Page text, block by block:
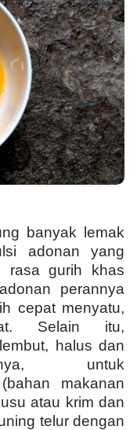
banyak lemak
adonan yang
rasa gurih khas
perannya
cepat menyatu,
Selain itu,
halus dan
untuk
makanan
atau krim dan
telur dengan